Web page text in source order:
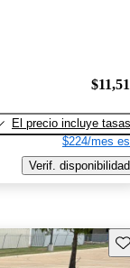
El precio incluye tasas
$224/mes
Verif. disponibilidad